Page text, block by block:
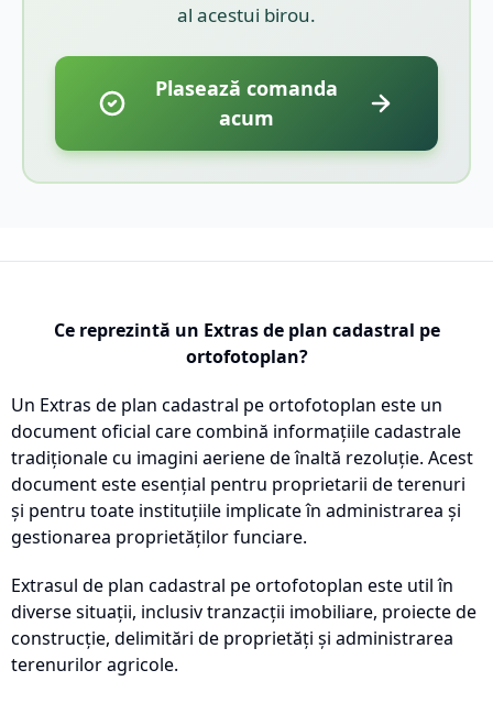
al acestui birou.
Plasează comanda
acum
Ce reprezintă un Extras de plan cadastral pe
ortofotoplan?
Un Extras de plan cadastral pe ortofotoplan este un
document oficial care combină informațiile cadastrale
tradiționale cu imagini aeriene de înaltă rezoluție. Acest
document este esențial pentru proprietarii de terenuri
și pentru toate instituțiile implicate în administrarea și
gestionarea proprietăților funciare.
Extrasul de plan cadastral pe ortofotoplan este util în
diverse situații, inclusiv tranzacții imobiliare, proiecte de
construcție, delimitări de proprietăți și administrarea
terenurilor agricole.